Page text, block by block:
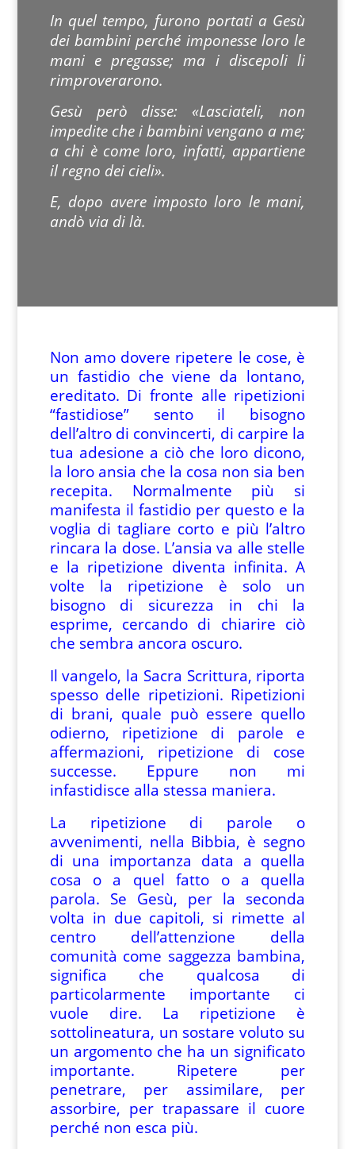
In quel tempo, furono portati a Gesù
dei bambini perché imponesse loro le
mani e pregasse; ma i discepoli li
rimproverarono.
Gesù però disse: «Lasciateli, non
impedite che i bambini vengano a me;
a chi è come loro, infatti, appartiene
il regno dei cieli».
E, dopo avere imposto loro le mani,
andò via di là.
Non amo dovere ripetere le cose, è
un fastidio che viene da lontano,
ereditato. Di fronte alle ripetizioni
“fastidiose” sento il bisogno
dell’altro di convincerti, di carpire la
tua adesione a ciò che loro dicono,
la loro ansia che la cosa non sia ben
recepita. Normalmente più si
manifesta il fastidio per questo e la
voglia di tagliare corto e più l’altro
rincara la dose. L’ansia va alle stelle
e la ripetizione diventa infinita. A
volte la ripetizione è solo un
bisogno di sicurezza in chi la
esprime, cercando di chiarire ciò
che sembra ancora oscuro.
Il vangelo, la Sacra Scrittura, riporta
spesso delle ripetizioni. Ripetizioni
di brani, quale può essere quello
odierno, ripetizione di parole e
affermazioni, ripetizione di cose
successe. Eppure non mi
infastidisce alla stessa maniera.
La ripetizione di parole o
avvenimenti, nella Bibbia, è segno
di una importanza data a quella
cosa o a quel fatto o a quella
parola. Se Gesù, per la seconda
volta in due capitoli, si rimette al
centro dell’attenzione della
comunità come saggezza bambina,
significa che qualcosa di
particolarmente importante ci
vuole dire. La ripetizione è
sottolineatura, un sostare voluto su
un argomento che ha un significato
importante. Ripetere per
penetrare, per assimilare, per
assorbire, per trapassare il cuore
perché non esca più.